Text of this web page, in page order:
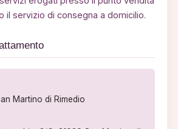
il servizio di consegna a domicilio.
Martino di Rimedio